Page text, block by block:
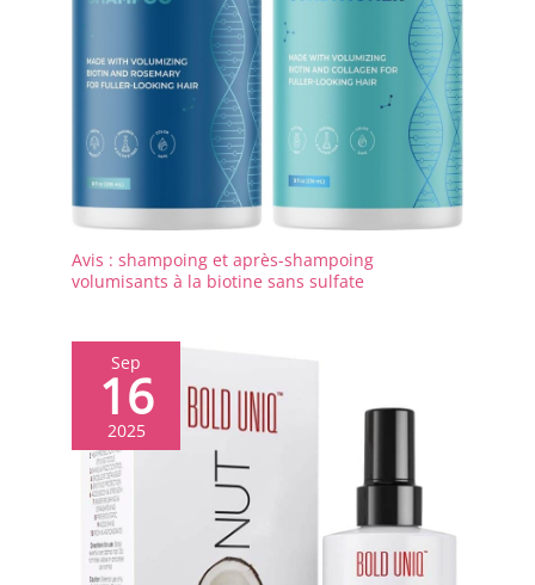
Avis : shampoing et après-shampoing
volumisants à la biotine sans sulfate
Sep
16
2025